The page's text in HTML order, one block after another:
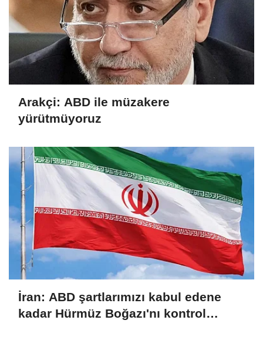
Arakçi: ABD ile müzakere
yürütmüyoruz
İran: ABD şartlarımızı kabul edene
kadar Hürmüz Boğazı'nı kontrol